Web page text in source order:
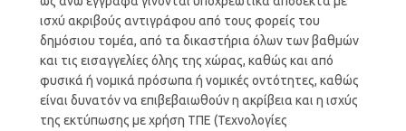
ισχύ ακριβούς αντιγράφου από τους φορείς του
δημόσιου τομέα, από τα δικαστήρια όλων των βαθμών
και τις εισαγγελίες όλης της χώρας, καθώς και από
φυσικά ή νομικά πρόσωπα ή νομικές οντότητες, καθώς
είναι δυνατόν να επιβεβαιωθούν η ακρίβεια και η ισχύς
της εκτύπωσης με χρήση ΤΠΕ (Τεχνολογίες